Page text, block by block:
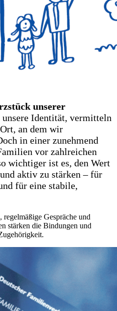
unserer
unsere Identität, vermitteln
an dem wir
in einer zunehmend
vor zahlreichen
wichtiger ist es, den Wert
aktiv zu stärken – für
für eine stabile,
Gespräche und
stärken die Bindungen und